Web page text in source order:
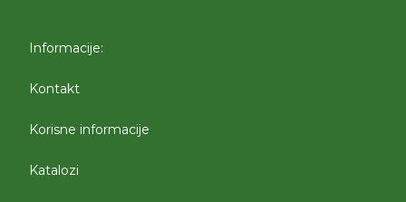
Informacije:
Kontakt
Korisne informacije
Katalozi